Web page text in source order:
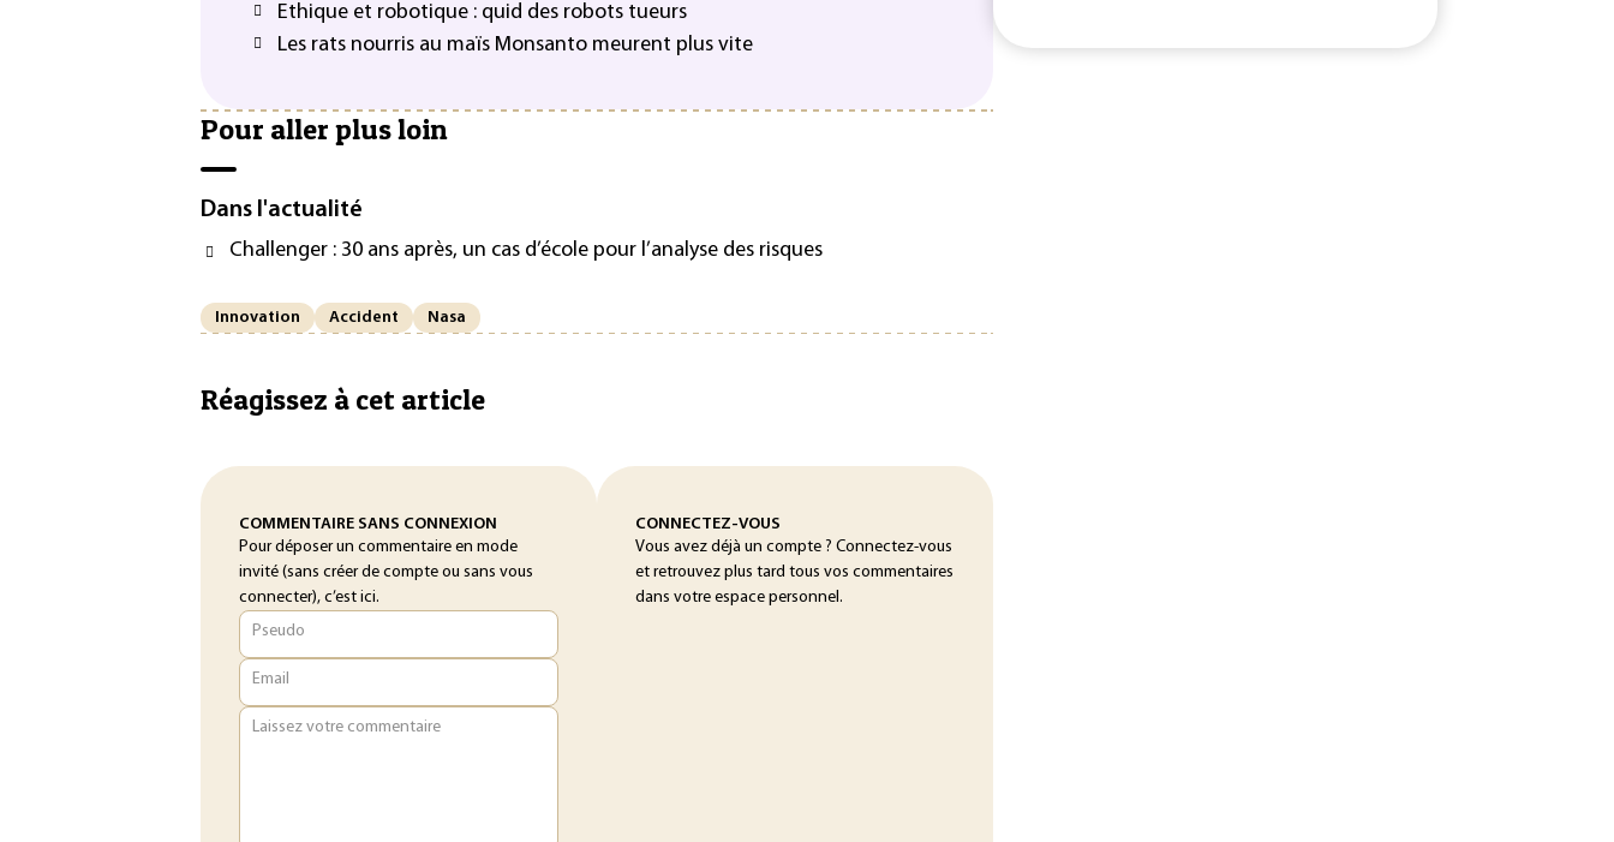
Ethique et robotique : quid des robots tueurs
Les rats nourris au maïs Monsanto meurent plus vite
Pour aller plus loin
Dans l'actualité
Challenger : 30 ans après, un cas d’école pour l’analyse des risques
Innovation Accident Nasa
Réagissez à cet article
COMMENTAIRE SANS CONNEXION
Pour déposer un commentaire en mode
invité (sans créer de compte ou sans vous
connecter), c’est ici.
Pseudo
Email
Laissez votre commentaire
CONNECTEZ-VOUS
Vous avez déjà un compte ? Connectez-vous
et retrouvez plus tard tous vos commentaires
dans votre espace personnel.